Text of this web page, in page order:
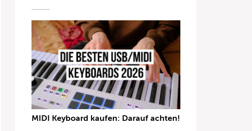
MIDI Keyboard kaufen: Darauf achten!